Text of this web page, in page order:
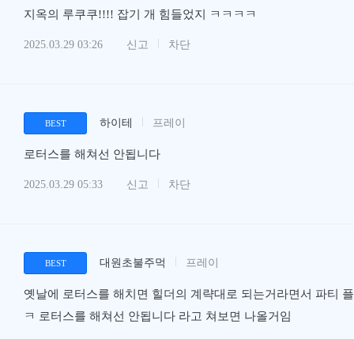
지옥의 루쿠쿠!!!! 잡기 개 힘들었지 ㅋㅋㅋㅋ
2025.03.29 03:26 신고 차단
BEST 하이테 프레이
로터스를 해쳐선 안됩니다
2025.03.29 05:33 신고 차단
BEST 대원초불주먹 프레이
옛날에 로터스를 해치면 힐더의 계략대로 되는거라면서 파티
ㅋ 로터스를 해쳐선 안됩니다 라고 쳐보면 나올거임